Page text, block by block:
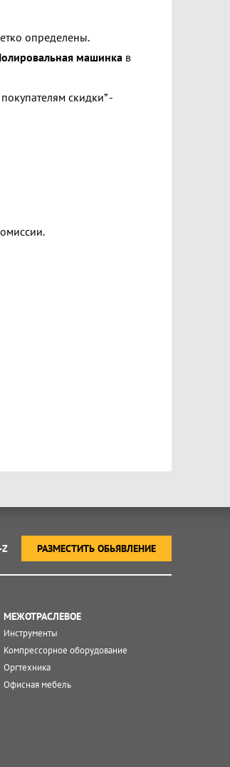
определены.
машинка в
скидки” -
РАЗМЕСТИТЬ ОБЬЯВЛЕНИЕ
МЕЖОТРАСЛЕВОЕ
Инструменты
Компрессорное оборудование
Оргтехника
Офисная мебель